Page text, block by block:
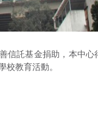
信託基金捐助，本中心
教育活動。